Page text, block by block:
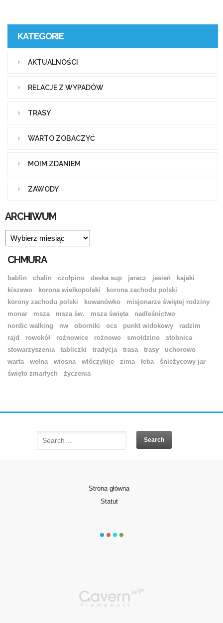
KATEGORIE
AKTUALNOŚCI
RELACJE Z WYPADÓW
TRASY
WARTO ZOBACZYĆ
MOIM ZDANIEM
ZAWODY
ARCHIWUM
ARCHIWUM
CHMURA
bablin chalin czołpino deska sup jaracz jesień
kajaki
kiszewo
korona wielkopolski
korona zachodu polski
korony zachodu polski
kowanówko
misjonarze świętej rodziny
monar
msza msza św. msza święta
nadleśnictwo
nordic walking
nw oborniki ocs punkt widokowy
radzim
rajd
rowokół rożnowice rożnowo smołdzino
stobnica
stowarzyszenia
tabliczki tradycja trasa trasy
uchorowo
warta
wełna wiosna włóczykije zima łeba
śnieżycowy jar
święto zmarłych
życzenia
Strona główna
Statut